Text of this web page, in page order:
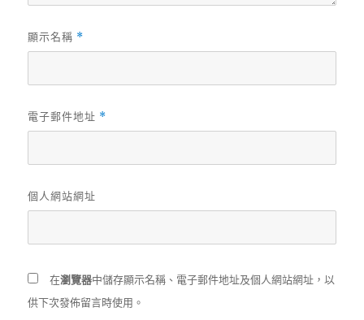
顯示名稱 *
電子郵件地址 *
個人網站網址
在瀏覽器中儲存顯示名稱、電子郵件地址及個人網站網址，以
供下次發佈留言時使用。